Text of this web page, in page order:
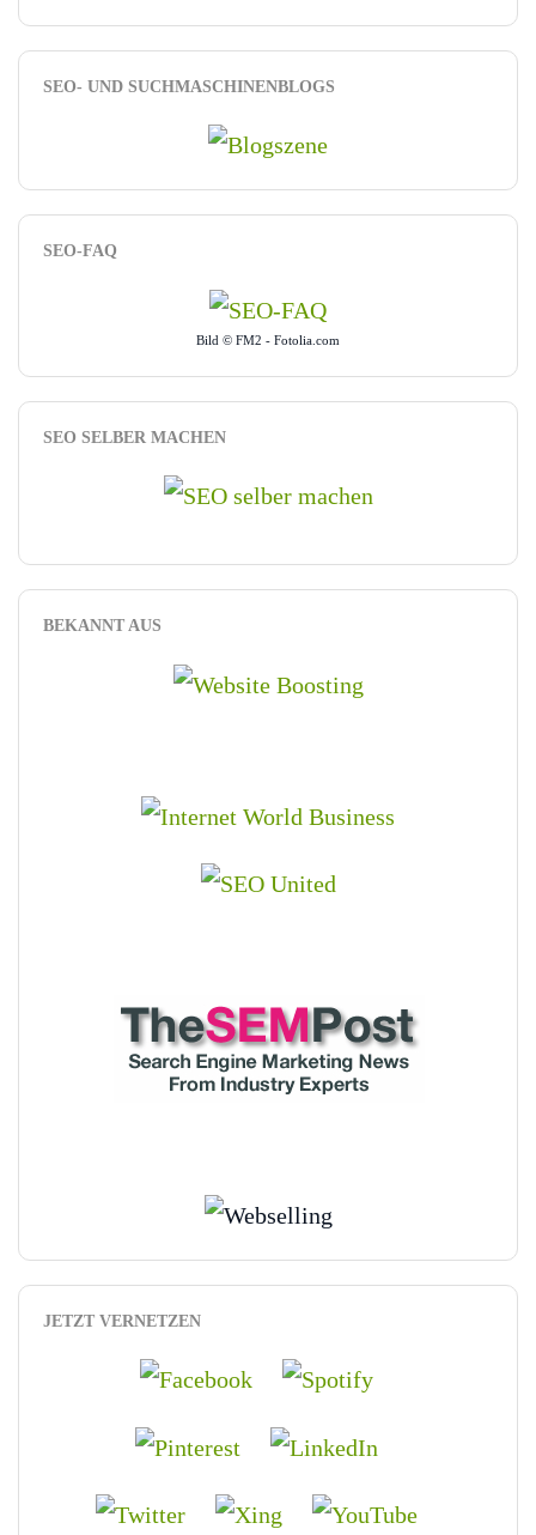
SEO- UND SUCHMASCHINENBLOGS
SEO-FAQ
Bild © FM2 - Fotolia.com
SEO SELBER MACHEN
BEKANNT AUS
JETZT VERNETZEN